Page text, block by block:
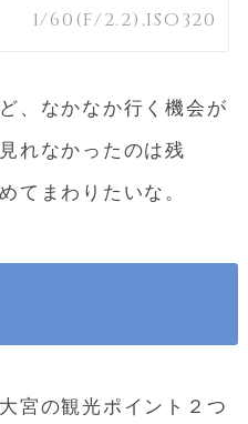
1/60(F/2.2),ISO320
、なかなか行く機会が
れなかったのは残
てまわりたいな。
宮の観光ポイント２つ